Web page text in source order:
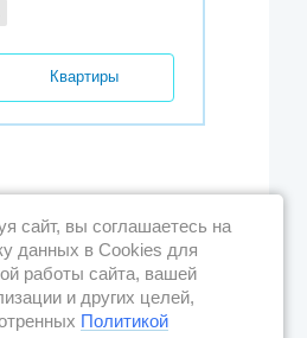
Квартиры
сайт, вы соглашаетесь на
данных в Cookies для
работы сайта, вашей
и других целей,
Политикой